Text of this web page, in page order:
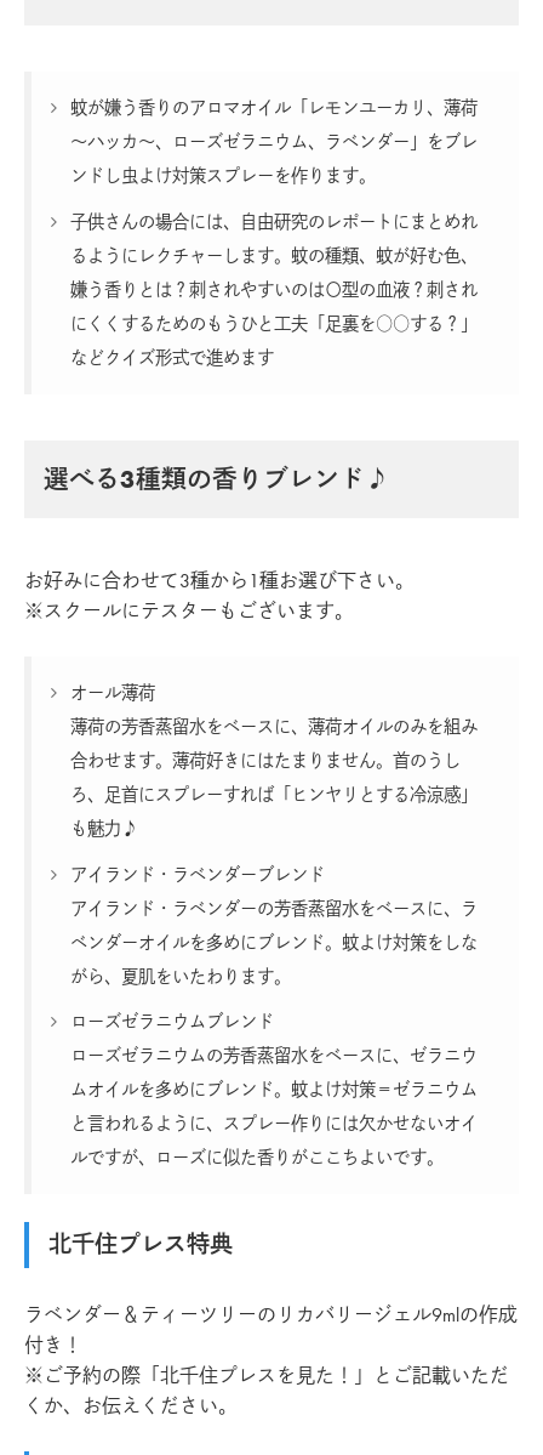
蚊が嫌う香りのアロマオイル「レモンユーカリ、薄荷
～ハッカ～、ローズゼラニウム、ラベンダー」をブレ
ンドし虫よけ対策スプレーを作ります。
子供さんの場合には、自由研究のレポートにまとめれ
るようにレクチャーします。蚊の種類、蚊が好む色、
嫌う香りとは？刺されやすいのは〇型の血液？刺され
にくくするためのもうひと工夫「足裏を○○する？」
などクイズ形式で進めます
選べる3種類の香りブレンド♪
お好みに合わせて3種から1種お選び下さい。
※スクールにテスターもございます。
オール薄荷
薄荷の芳香蒸留水をベースに、薄荷オイルのみを組み
合わせます。薄荷好きにはたまりません。首のうし
ろ、足首にスプレーすれば「ヒンヤリとする冷涼感」
も魅力♪
アイランド・ラベンダーブレンド
アイランド・ラベンダーの芳香蒸留水をベースに、ラ
ベンダーオイルを多めにブレンド。蚊よけ対策をしな
がら、夏肌をいたわります。
ローズゼラニウムブレンド
ローズゼラニウムの芳香蒸留水をベースに、ゼラニウ
ムオイルを多めにブレンド。蚊よけ対策＝ゼラニウム
と言われるように、スプレー作りには欠かせないオイ
ルですが、ローズに似た香りがここちよいです。
北千住プレス特典
ラベンダー＆ティーツリーのリカバリージェル9mlの作成
付き！
※ご予約の際「北千住プレスを見た！」とご記載いただ
くか、お伝えください。